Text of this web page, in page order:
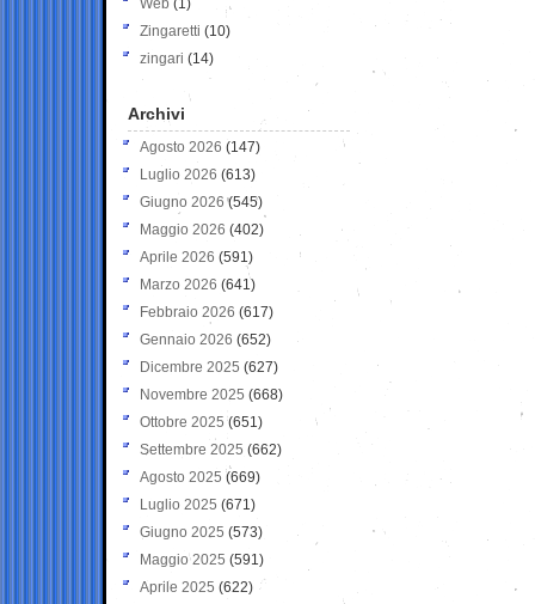
Web (1)
Zingaretti (10)
zingari (14)
Archivi
Agosto 2026 (147)
Luglio 2026 (613)
Giugno 2026 (545)
Maggio 2026 (402)
Aprile 2026 (591)
Marzo 2026 (641)
Febbraio 2026 (617)
Gennaio 2026 (652)
Dicembre 2025 (627)
Novembre 2025 (668)
Ottobre 2025 (651)
Settembre 2025 (662)
Agosto 2025 (669)
Luglio 2025 (671)
Giugno 2025 (573)
Maggio 2025 (591)
Aprile 2025 (622)